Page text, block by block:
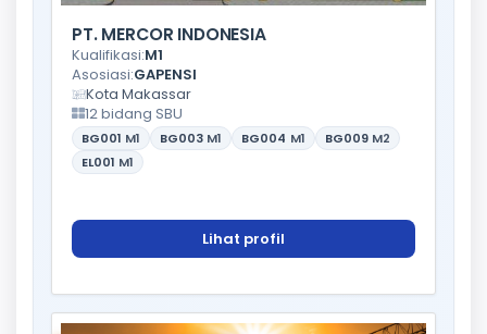
PT. MERCOR INDONESIA
Kualifikasi:M1
Asosiasi:GAPENSI
Kota Makassar
12 bidang SBU
BG001 M1 BG003 M1 BG004 M1 BG009 M2
EL001 M1
Lihat profil